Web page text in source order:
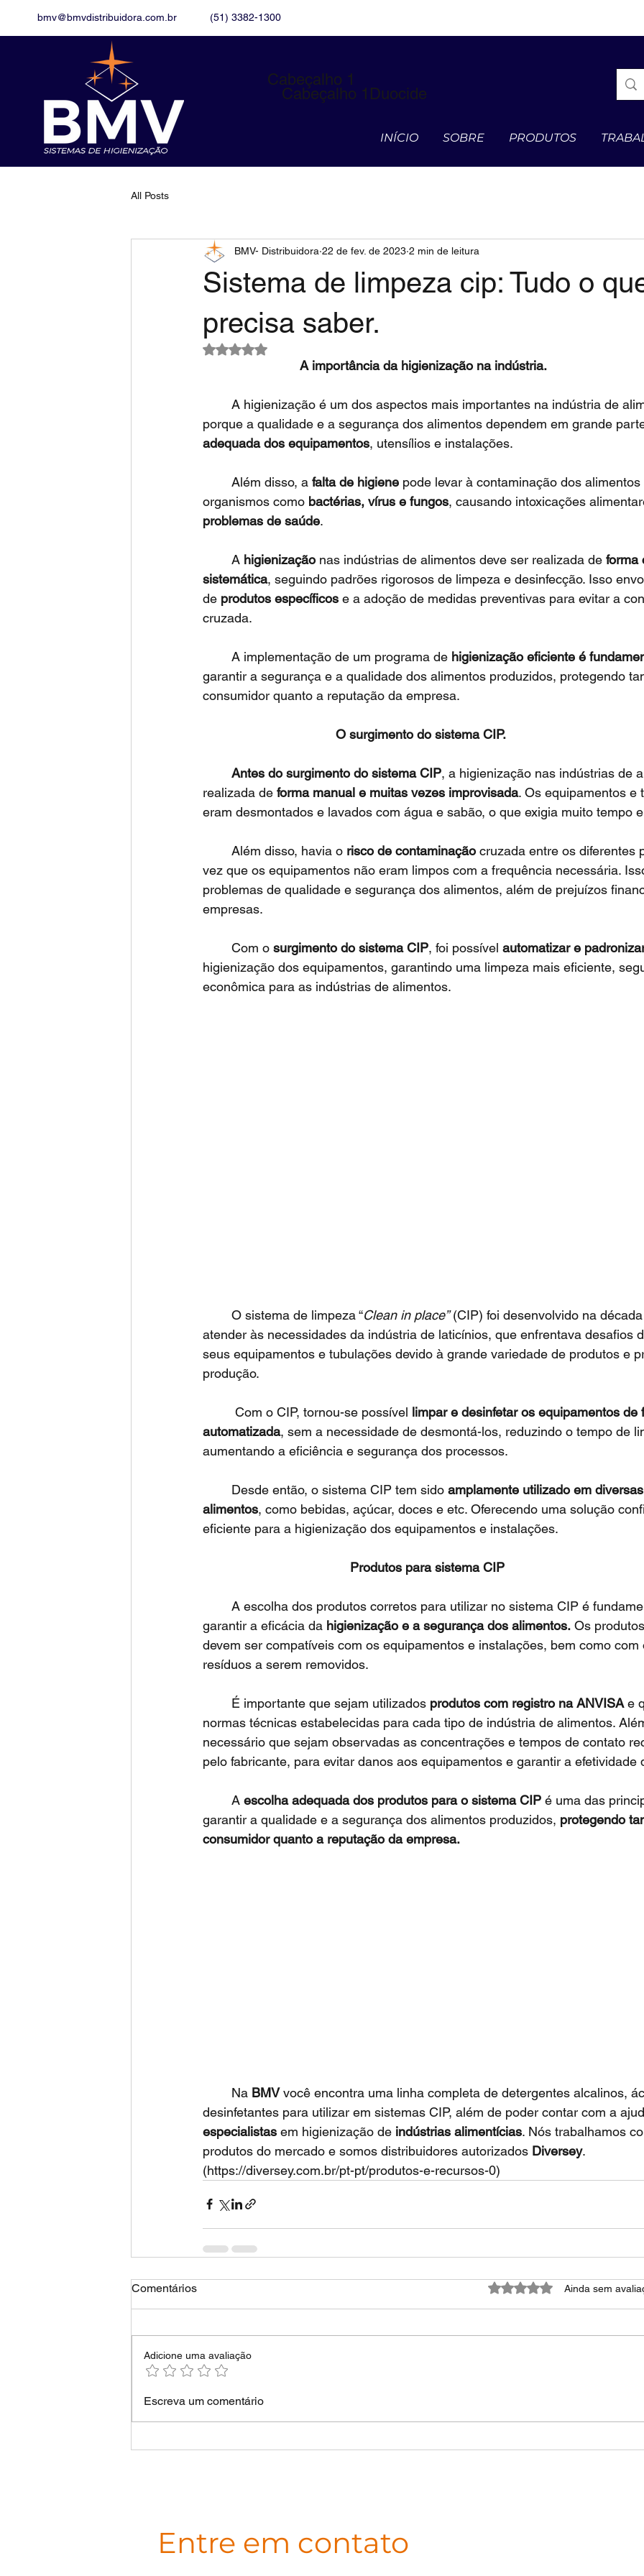
bmv@bmvdistribuidora.com.br (51) 3382-1300
INÍCIO SOBRE PRODUTOS
Cabeçalho 1
Cabeçalho 1Duocide
All Posts
Sistema de limpeza cip: Tudo o
precisa saber.
BMV- Distribuidora 22 de fev. de 2023 2 min de leitura
Avaliado com NaN de 5 estrelas.
                           A importância da higienização na indústria.
porque a qualidade e a segurança dos alimentos dependem em grande
adequada dos equipamentos, utensílios e instalações.
Além disso, a falta de higiene pode levar à contaminação dos
organismos como bactérias, vírus e fungos, causando intoxicações
problemas de saúde.
	A
higienização nas indústrias de alimentos deve ser realizada de forma
sistemática, seguindo padrões rigorosos de limpeza e desinfecção. Isso
de produtos específicos e a adoção de medidas preventivas para evitar a
cruzada.
	A implementação de um programa de
higienização eficiente é
garantir a segurança e a qualidade dos alimentos produzidos, protegendo
consumidor quanto a reputação da empresa.
                                     O surgimento do sistema CIP.
Antes do surgimento do sistema CIP, a higienização nas indústrias de
realizada de forma manual e muitas vezes improvisada. Os equipamentos e
eram desmontados e lavados com água e sabão, o que exigia muito tempo
Além disso, havia o risco de contaminação cruzada entre os diferentes
vez que os equipamentos não eram limpos com a frequência necessária.
problemas de qualidade e segurança dos alimentos, além de prejuízos
empresas.
	Com o
surgimento do sistema CIP, foi possível automatizar e
higienização dos equipamentos, garantindo uma limpeza mais eficiente,
econômica para as indústrias de alimentos.
	O sistema de limpeza “
Clean in place” (CIP) foi desenvolvido na
atender às necessidades da indústria de laticínios, que enfrentava desafios
seus equipamentos e tubulações devido à grande variedade de produtos e
produção.
	 Com o CIP, tornou-se possível
limpar e desinfetar os equipamentos de
automatizada, sem a necessidade de desmontá-los, reduzindo o tempo de
aumentando a eficiência e segurança dos processos.
	Desde então, o sistema CIP tem sido
amplamente utilizado em
alimentos, como bebidas, açúcar, doces e etc. Oferecendo uma solução
eficiente para a higienização dos equipamentos e instalações.
                                         Produtos para sistema CIP
garantir a eficácia da higienização e a segurança dos alimentos. Os
devem ser compatíveis com os equipamentos e instalações, bem como
resíduos a serem removidos.
É importante que sejam utilizados produtos com registro na ANVISA e
normas técnicas estabelecidas para cada tipo de indústria de alimentos.
necessário que sejam observadas as concentrações e tempos de contato
pelo fabricante, para evitar danos aos equipamentos e garantir a efetividade
A escolha adequada dos produtos para o sistema CIP é uma das
garantir a qualidade e a segurança dos alimentos produzidos, protegendo
consumidor quanto a reputação da empresa.
	Na
BMV você encontra uma linha completa de detergentes alcalinos,
desinfetantes para utilizar em sistemas CIP, além de poder contar com a
especialistas em higienização de indústrias alimentícias. Nós trabalhamos
produtos do mercado e somos distribuidores autorizados Diversey.
(https://diversey.com.br/pt-pt/produtos-e-recursos-0)
Comentários Avaliado com 0 de 5
Ainda sem
Adicione uma avaliação
Escreva um comentário
Entre em contato